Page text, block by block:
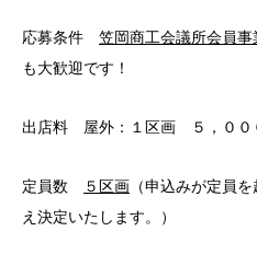
応募条件 笠岡商工会議所会員事
も大歓迎です！
出店料 屋外：１区画 ５，００
定員数 ５区画 （申込みが定員
え決定いたします。）